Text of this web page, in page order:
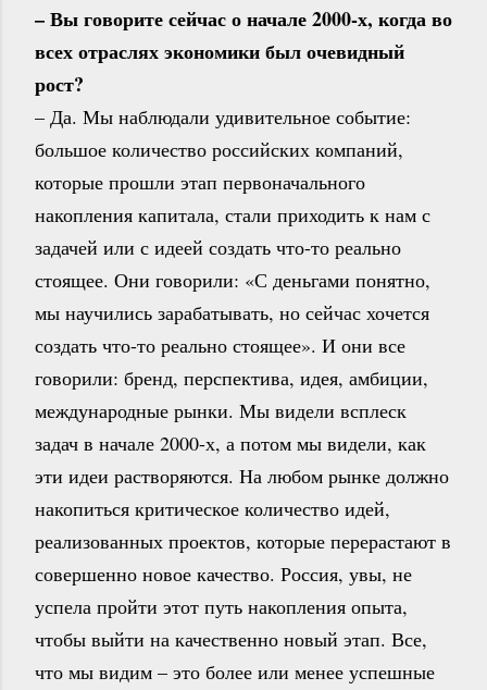
– Вы говорите сейчас о начале 2000-х, когда во
всех отраслях экономики был очевидный
рост?
– Да. Мы наблюдали удивительное событие:
большое количество российских компаний,
которые прошли этап первоначального
накопления капитала, стали приходить к нам с
задачей или с идеей создать что-то реально
стоящее. Они говорили: «С деньгами понятно,
мы научились зарабатывать, но сейчас хочется
создать что-то реально стоящее». И они все
говорили: бренд, перспектива, идея, амбиции,
международные рынки. Мы видели всплеск
задач в начале 2000-х, а потом мы видели, как
эти идеи растворяются. На любом рынке должно
накопиться критическое количество идей,
реализованных проектов, которые перерастают в
совершенно новое качество. Россия, увы, не
успела пройти этот путь накопления опыта,
чтобы выйти на качественно новый этап. Все,
что мы видим – это более или менее успешные